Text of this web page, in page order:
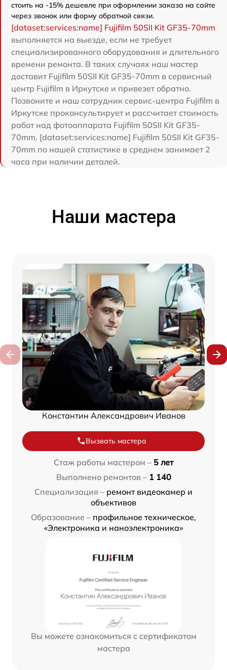
стоить на -15% дешевле при оформлении заказа на сайте
через звонок или форму обратной связи.
[dataset:services:name] Fujifilm 50SII Kit GF35-70mm
выполняется на выезде, если не требует
специализированного оборудования и длительного
времени ремонта. В таких случаях наш мастер
доставит Fujifilm 50SII Kit GF35-70mm в сервисный
центр Fujifilm в Иркутске и привезет обратно.
Позвоните и наш сотрудник сервис-центра Fujifilm в
Иркутске проконсультирует и рассчитает стоимость
работ над фотоаппарата Fujifilm 50SII Kit GF35-
70mm. [dataset:services:name] Fujifilm 50SII Kit GF35-
70mm по нашей статистике в среднем занимает 2
часа при наличии деталей.
Наши мастера
Константин Александрович Иванов
Вызвать мастера
Стаж работы мастером – 5 лет
Выполнено ремонтов – 1 140
Специализация – ремонт видеокамер и
объективов
Образование – профильное техническое,
«Электроника и наноэлектроника»
Вы можете ознакомиться с сертификатом
мастера